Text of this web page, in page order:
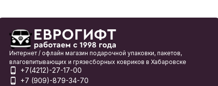
Интернет / офлайн магазин подарочной упаковки, пакетов,
влаговпитывающих и грязесборных ковриков в Хабаровске
+7(4212)-27-17-00
+7 (909)-879-34-70